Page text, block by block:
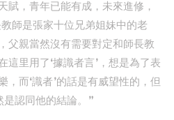
賦，青年已能有成，未來進修，
師是張家十位兄弟姐妹中的老
父親當然沒有需要對定和師長教
這里用了‘據識者言’，想是為了表
，而‘識者’的話是有威望性的，但
是認同他的結論。”